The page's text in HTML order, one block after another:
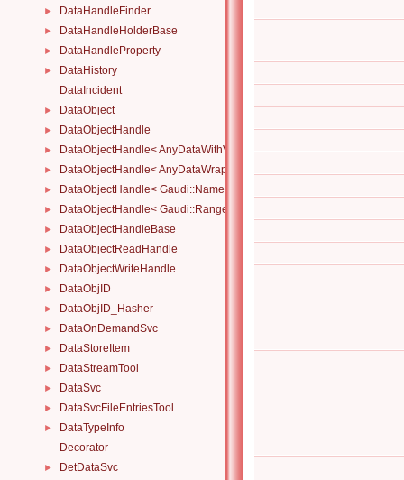
► DataHandleFinder
► DataHandleHolderBase
► DataHandleProperty
►
DataHistory
DataIncident
► DataObject
► DataObjectHandle
► DataObjectHandle< AnyDataWithViewWrapper< View, Owned > >
► DataObjectHandle< AnyDataWrapper< T > >
► DataObjectHandle< Gaudi::NamedRange_< T > >
► DataObjectHandle< Gaudi::Range_< T > >
► DataObjectHandleBase
► DataObjectReadHandle
► DataObjectWriteHandle
► DataObjID
► DataObjID_Hasher
► DataOnDemandSvc
► DataStoreItem
► DataStreamTool
► DataSvc
► DataSvcFileEntriesTool
►
DataTypeInfo
Decorator
► DetDataSvc